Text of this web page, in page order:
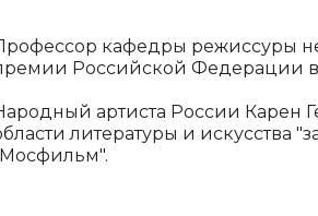
кафедры режиссуры
Российской Федерации в
артиста России Карен
литературы и искусства